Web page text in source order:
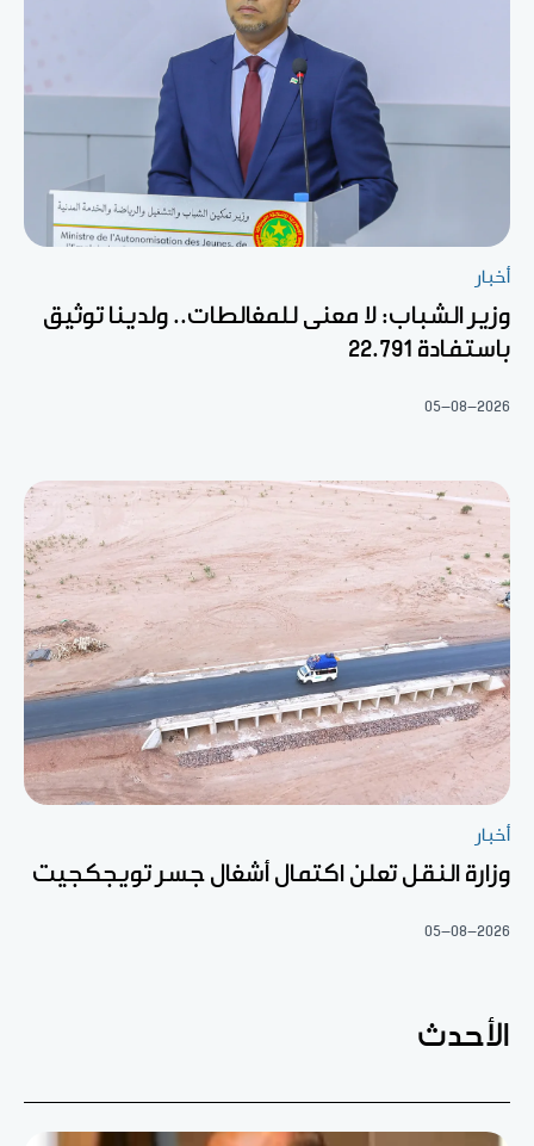
أخبار
وزير الشباب: لا معنى للمغالطات.. ولدينا توثيق
باستفادة 22.791
05-08-2026
أخبار
وزارة النقل تعلن اكتمال أشغال جسر تويجكجيت
05-08-2026
الأحدث